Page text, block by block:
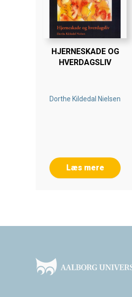
er
HJERNESKADE OG
HVERDAGSLIV
Dorthe Kildedal Nielsen
Læs mere